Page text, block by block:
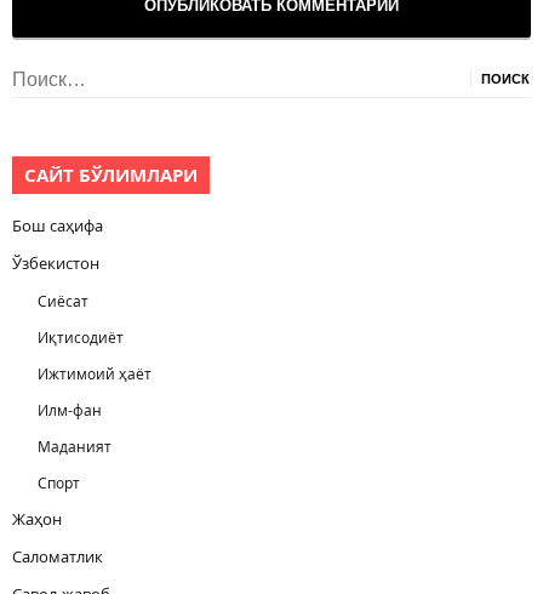
Найти:
САЙТ БЎЛИМЛАРИ
Бош саҳифа
Ўзбекистон
Сиёсат
Иқтисодиёт
Ижтимоий ҳаёт
Илм-фан
Маданият
Спорт
Жаҳон
Саломатлик